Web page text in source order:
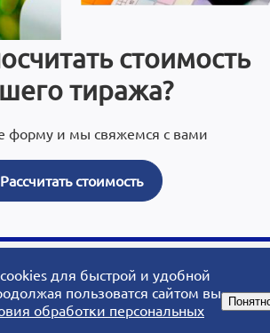
стоимость
тиража?
форму и мы свяжемся с вами
Рассчитать стоимость
- типография, рекламное
агентство, студия дизайна.
для быстрой и удобной
пользоватся сайтом вы
обработки персональных